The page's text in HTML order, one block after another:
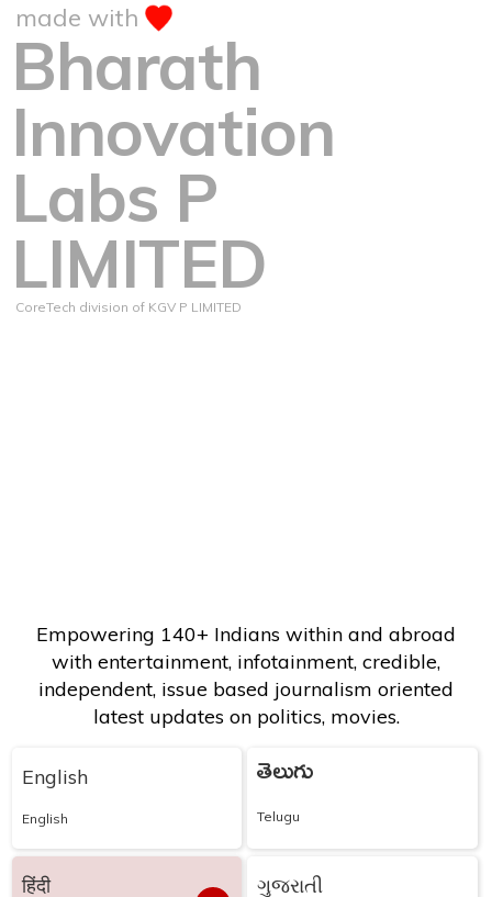
made with
Bharath
Innovation
Labs P
LIMITED
CoreTech division of KGV P LIMITED
Empowering 140+ Indians within and abroad
with entertainment, infotainment, credible,
independent, issue based journalism oriented
latest updates on politics, movies.
English
English
తెలుగు
Telugu
हिंदी ગુજરાતી